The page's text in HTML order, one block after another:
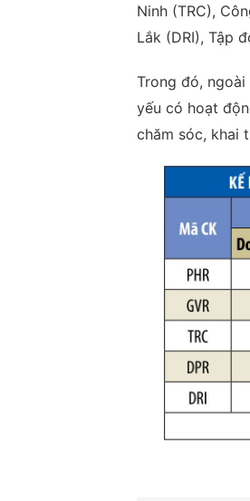
Ninh (TRC),
Lắk (DRI), Tập
Trong đó, ngoài
yếu có hoạt
chăm sóc, khai